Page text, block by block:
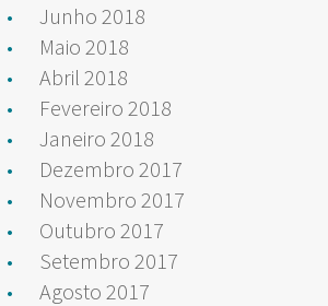
Junho 2018
Maio 2018
Abril 2018
Fevereiro 2018
Janeiro 2018
Dezembro 2017
Novembro 2017
Outubro 2017
Setembro 2017
Agosto 2017